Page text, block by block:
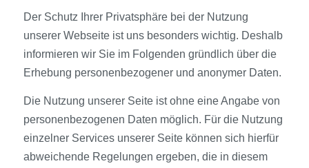
Der Schutz Ihrer Privatsphäre bei der Nutzung
unserer Webseite ist uns besonders wichtig. Deshalb
informieren wir Sie im Folgenden gründlich über die
Erhebung personenbezogener und anonymer Daten.
Die Nutzung unserer Seite ist ohne eine Angabe von
personenbezogenen Daten möglich. Für die Nutzung
einzelner Services unserer Seite können sich hierfür
abweichende Regelungen ergeben, die in diesem